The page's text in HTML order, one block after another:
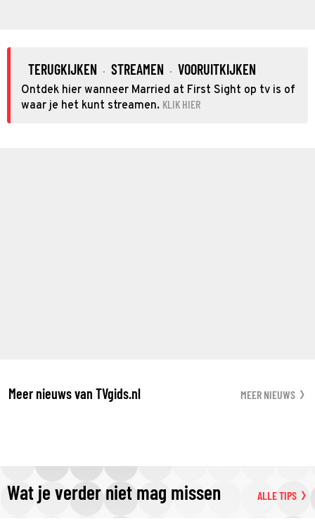
TERUGKIJKEN · STREAMEN · VOORUITKIJKEN
Ontdek hier wanneer Married at First Sight op tv is of
waar je het kunt streamen. KLIK HIER
Meer nieuws van TVgids.nl MEER NIEUWS
Wat je verder niet mag missen ALLE TIPS